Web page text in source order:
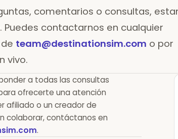
comentarios o consultas,
contactarnos en cualquier
team@destinationsim.com o por
vivo.
a todas las consultas
ofrecerte una atención
afiliado o un creador de
colaborar, contáctanos en
.